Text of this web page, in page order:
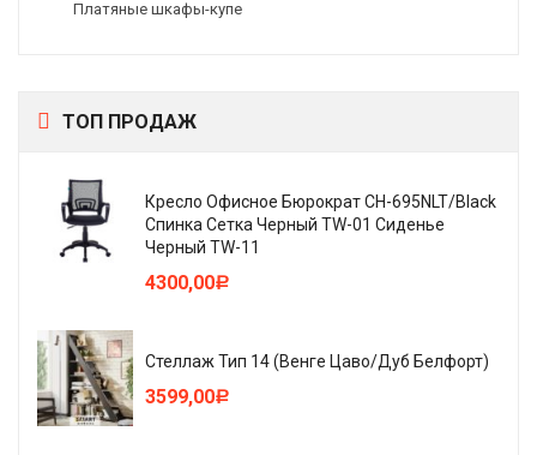
Платяные шкафы-купе
ТОП ПРОДАЖ
Кресло Офисное Бюрократ CH-695NLT/Black
Спинка Сетка Черный TW-01 Сиденье
Черный TW-11
4300,00Р
Стеллаж Тип 14 (Венге Цаво/Дуб Белфорт)
3599,00Р